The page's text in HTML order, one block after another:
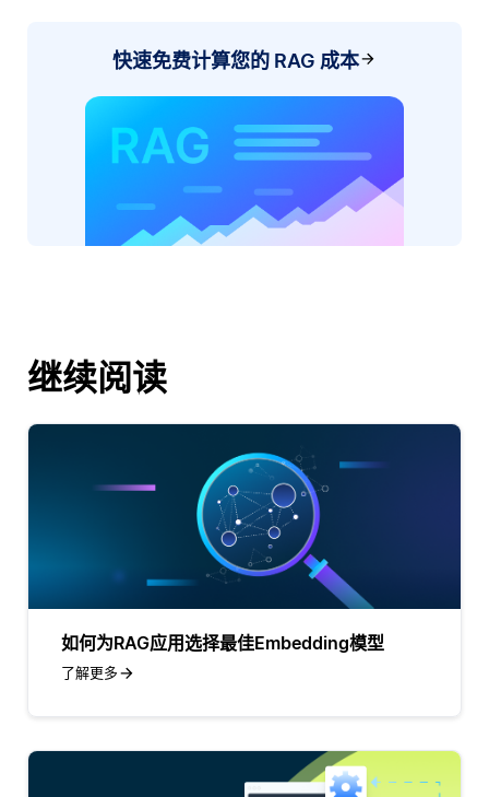
快速免费计算您的 RAG 成本
继续阅读
如何为RAG应用选择最佳Embedding模型
了解更多